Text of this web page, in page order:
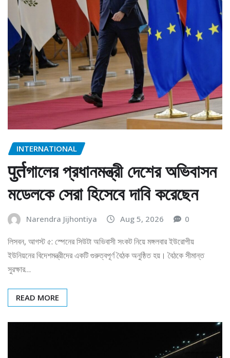
INTERNATIONAL
पुर्तগালের প্রধানমন্ত্রী দেশের অভিবাসন
মডেলকে সেরা হিসেবে দাবি করেছেন
Narendra Jijhontiya Aug 5, 2026 0
লিসবন, আগস্ট ৫: স্পেনের সিউটা অভিবাসী সংকট নিয়ে মঙ্গলবার ইউরোপীয়
ইউনিয়নের বিদেশমন্ত্রীদের একটি গুরুত্বপূর্ণ বৈঠক অনুষ্ঠিত হয়। বৈঠকে সীমান্ত
সুরক্ষার…
READ MORE